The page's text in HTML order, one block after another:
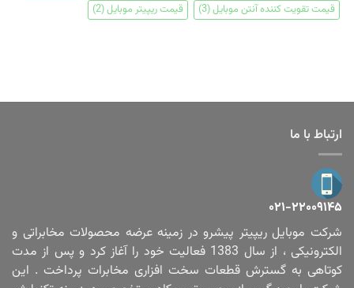
قیمت تقویت کننده آنتن موبایل(3) قیمت ریپیتر موبایل(2)
ارتباط با ما
۰۲۱-۲۲۰۰۹۱۴۵
شرکت موبایل ریپیتر پیشرو در زمینه عرضه محصولات مخابراتی و
الکترونیکی ، از سال 1383 فعالیت خود را آغاز کرد و پس از مدت
کوتاهی به گسترش قطعات سخت افزاری مخابرات پرداخت . این